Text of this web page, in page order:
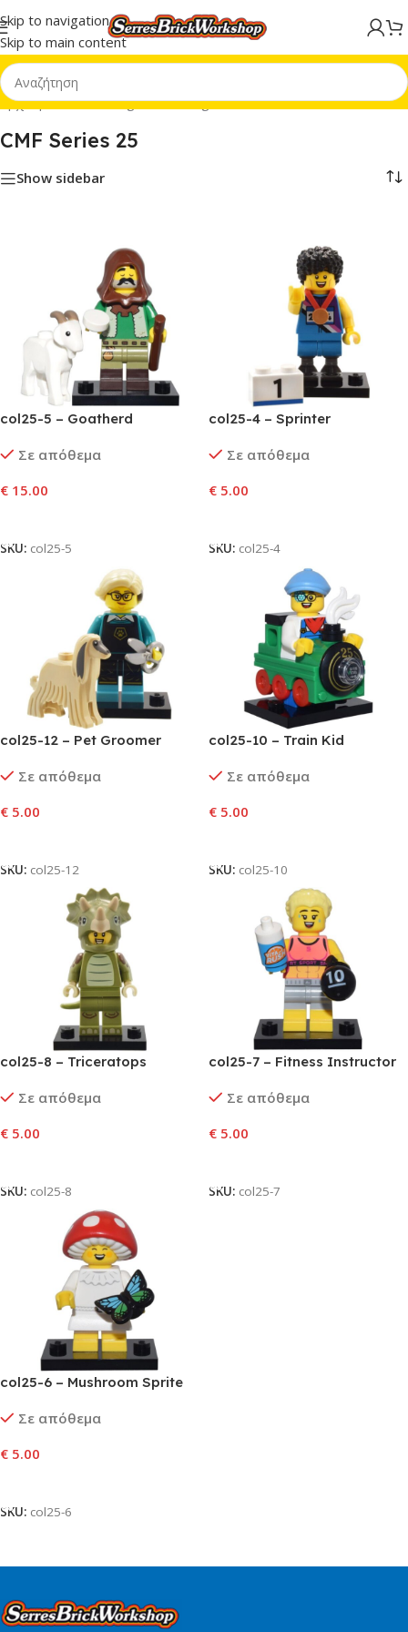
Skip to navigation
Skip to main content
Αρχική σελίδα/Minifigures/Minifigures CMF/CMF Series 25
CMF Series 25
Show sidebar
col25-5 – Goatherd
Σε απόθεμα
€ 15.00
SKU: col25-5
col25-4 – Sprinter
Σε απόθεμα
€ 5.00
SKU: col25-4
col25-12 – Pet Groomer
Σε απόθεμα
€ 5.00
SKU: col25-12
col25-10 – Train Kid
Σε απόθεμα
€ 5.00
SKU: col25-10
col25-8 – Triceratops
Σε απόθεμα
€ 5.00
SKU: col25-8
col25-7 – Fitness Instructor
Σε απόθεμα
€ 5.00
SKU: col25-7
col25-6 – Mushroom Sprite
Σε απόθεμα
€ 5.00
SKU: col25-6